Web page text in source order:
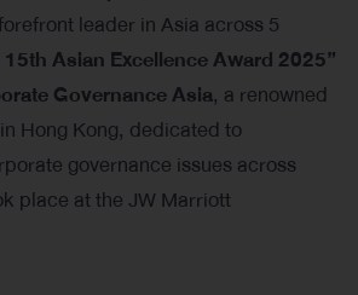
leader in Asia across 5
15th Asian Excellence Award 2025”
Governance Asia, a renowned
Hong Kong, dedicated to
governance issues across
place at the JW Marriott